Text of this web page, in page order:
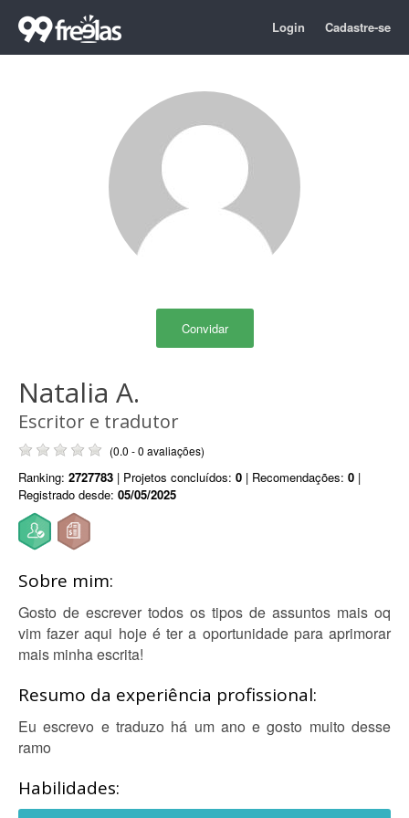
Login Cadastre-se
Convidar
Natalia A.
Escritor e tradutor
(0.0 - 0 avaliações)
Ranking: 2727783 | Projetos concluídos: 0 | Recomendações: 0 |
Registrado desde: 05/05/2025
Sobre mim:
Gosto de escrever todos os tipos de assuntos mais oq
vim fazer aqui hoje é ter a oportunidade para aprimorar
mais minha escrita!
Resumo da experiência profissional:
Eu escrevo e traduzo há um ano e gosto muito desse
ramo
Habilidades: